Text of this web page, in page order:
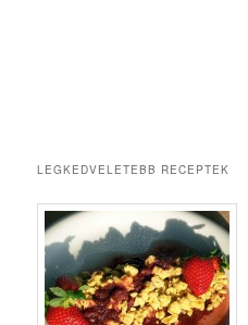
LEGKEDVELETEBB RECEPTEK